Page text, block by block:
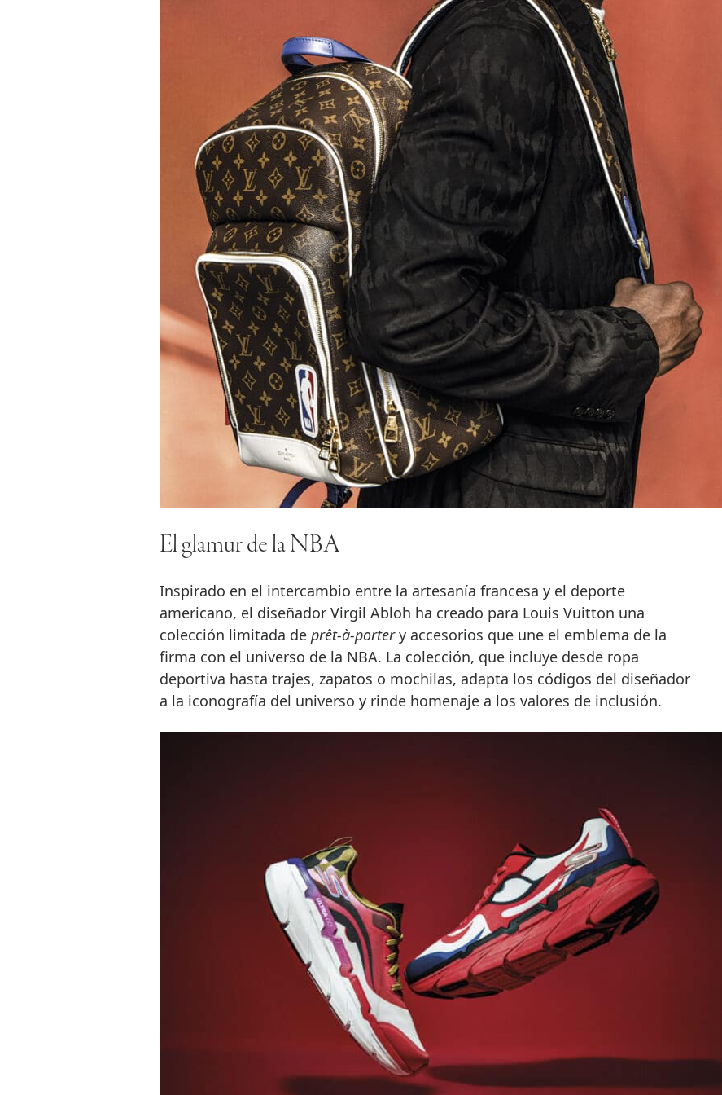
El glamur de la NBA
Inspirado en el intercambio entre la artesanía francesa y el deporte
americano, el diseñador Virgil Abloh ha creado para Louis Vuitton una
colección limitada de prêt-à-portery accesorios que une el emblema de la
firma con el universo de la NBA. La colección, que incluye desde ropa
deportiva hasta trajes, zapatos o mochilas, adapta los códigos del diseñador
a la iconografía del universo y rinde homenaje a los valores de inclusión.